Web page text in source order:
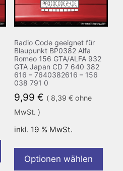
Radio Code geeignet für
Blaupunkt BP0382 Alfa
Romeo 156 GTA/ALFA 932
GTA Japan CD 7 640 382
616 – 7640382616 – 156
038 791 0
9,99 € ( 8,39 €ohne
MwSt. )
inkl. 19 % MwSt.
Optionen wählen